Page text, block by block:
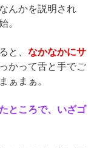
んかを説明され
。
、 なかなかにサ
かって舌と手でご
まぁ。
ところで、いざゴ